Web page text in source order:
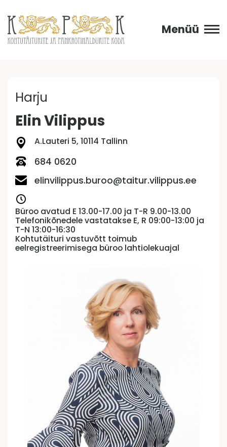
Menüü
Harju
Elin Vilippus
A.Lauteri 5, 10114 Tallinn
684 0620
elinvilippus.buroo@taitur.vilippus.ee
Büroo avatud E 13.00-17.00 ja T-R 9.00-13.00
Telefonikõnedele vastatakse E, R 09:00-13:00 ja
T-N 13:00-16:30
Kohtutäituri vastuvõtt toimub
eelregistreerimisega büroo lahtiolekuajal